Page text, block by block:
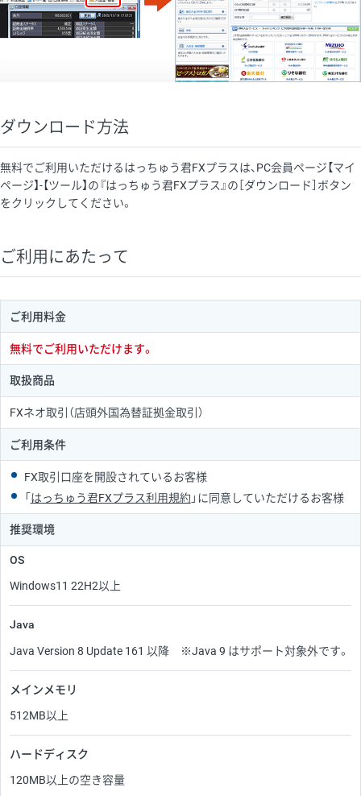
ダウンロード方法
無料でご利用いただけるはっちゅう君FXプラスは、PC会員ページ【マイ
ページ】-【ツール】の『はっちゅう君FXプラス』の［ダウンロード］ボタン
をクリックしてください。
ご利用にあたって
ご利用料金
無料でご利用いただけます。
取扱商品
FXネオ取引（店頭外国為替証拠金取引）
ご利用条件
FX取引口座を開設されているお客様
「 はっちゅう君FXプラス利用規約 」に同意していただけるお客様
推奨環境
OS
Windows11 22H2以上
Java
Java Version 8 Update 161 以降 ※Java 9 はサポート対象外です。
メインメモリ
512MB以上
ハードディスク
120MB以上の空き容量